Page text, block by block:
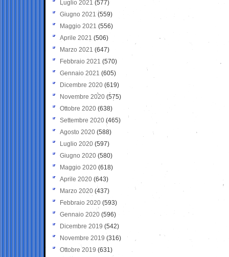
Luglio 2021 (577)
Giugno 2021(559)
Maggio 2021 (556)
Aprile 2021 (506)
Marzo 2021 (647)
Febbraio 2021 (570)
Gennaio 2021 (605)
Dicembre 2020 (619)
Novembre 2020 (575)
Ottobre 2020 (638)
Settembre 2020(465)
Agosto 2020 (588)
Luglio 2020 (597)
Giugno 2020 (580)
Maggio 2020 (618)
Aprile 2020 (643)
Marzo 2020 (437)
Febbraio 2020 (593)
Gennaio 2020 (596)
Dicembre 2019 (542)
Novembre 2019 (316)
Ottobre 2019 (631)